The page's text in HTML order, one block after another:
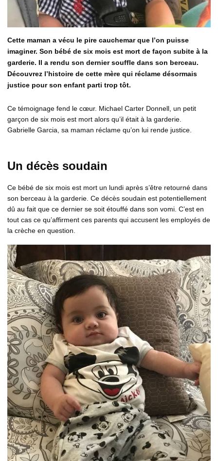
Cette maman a vécu le pire cauchemar que l’on puisse
imaginer. Son bébé de six mois est mort de façon subite à la
garderie. Il a rendu son dernier souffle dans son berceau.
Découvrez l’histoire de cette mère qui réclame désormais
justice pour son enfant parti trop tôt.
Ce témoignage fend le cœur. Michael Carter Donnell, un petit
garçon de six mois est mort alors qu’il était à la garderie.
Gabrielle Garcia, sa maman réclame qu’on lui rende justice.
Un décès soudain
Ce bébé de six mois est mort un lundi après s’être retourné dans
son berceau à la garderie. Ce décès soudain est potentiellement
dû au fait que ce dernier se soit étouffé dans son vomi. C’est en
tout cas ce qu’affirment ces parents qui accusent les employés de
la crèche en question.